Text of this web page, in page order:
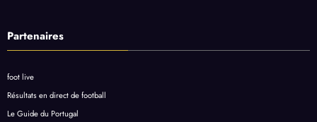
Partenaires
foot live
Résultats en direct de football
Le Guide du Portugal